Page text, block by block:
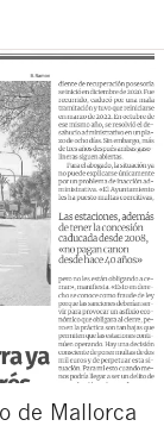
de Mallorca